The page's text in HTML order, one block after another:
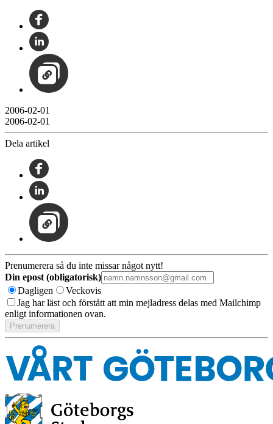
2006-02-01
2006-02-01
Dela artikel
Prenumerera så du inte missar något nytt!
Din epost (obligatorisk)
Dagligen
Veckovis
Jag har läst och förstått att min mejladress delas med Mailchimp
enligt informationen ovan.